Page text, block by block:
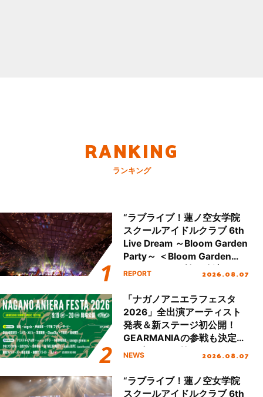
RANKING
ランキング
“ラブライブ！蓮ノ空女学院
スクールアイドルクラブ 6th
Live Dream ～Bloom Garden
Party～ ＜Bloom Garden
Party Stage／埼玉公演＞”
REPORT 2026.08.07
「ナガノアニエラフェスタ
2026」全出演アーティスト
発表＆新ステージ初公開！
GEARMANIAの参戦も決定
し、初となる第3ステージの
NEWS 2026.08.07
“ラブライブ！蓮ノ空女学院
スクールアイドルクラブ 6th